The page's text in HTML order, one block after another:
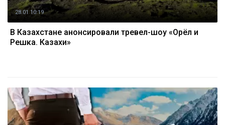
28.01 10:19
В Казахстане анонсировали тревел-шоу «Орёл и
Решка. Казахи»